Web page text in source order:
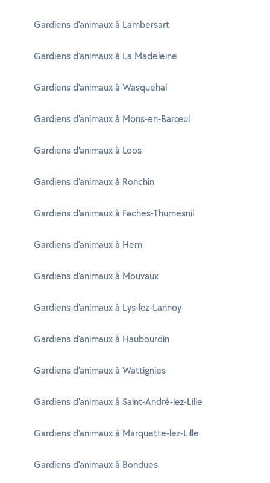
Gardiens d'animaux à Lambersart
Gardiens d'animaux à La Madeleine
Gardiens d'animaux à Wasquehal
Gardiens d'animaux à Mons-en-Barœul
Gardiens d'animaux à Loos
Gardiens d'animaux à Ronchin
Gardiens d'animaux à Faches-Thumesnil
Gardiens d'animaux à Hem
Gardiens d'animaux à Mouvaux
Gardiens d'animaux à Lys-lez-Lannoy
Gardiens d'animaux à Haubourdin
Gardiens d'animaux à Wattignies
Gardiens d'animaux à Saint-André-lez-Lille
Gardiens d'animaux à Marquette-lez-Lille
Gardiens d'animaux à Bondues